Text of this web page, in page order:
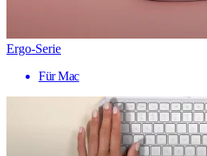
Ergo-Serie
Für Mac